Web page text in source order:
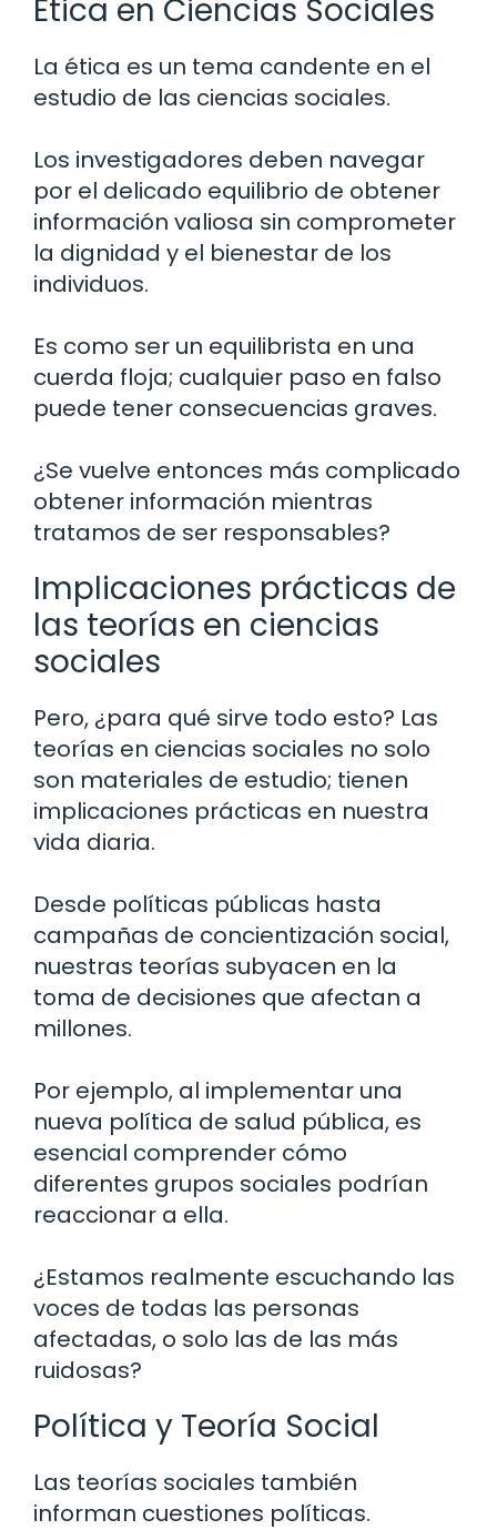
Ética en Ciencias Sociales
La ética es un tema candente en el
estudio de las ciencias sociales.
Los investigadores deben navegar
por el delicado equilibrio de obtener
información valiosa sin comprometer
la dignidad y el bienestar de los
individuos.
Es como ser un equilibrista en una
cuerda floja; cualquier paso en falso
puede tener consecuencias graves.
¿Se vuelve entonces más complicado
obtener información mientras
tratamos de ser responsables?
Implicaciones prácticas de
las teorías en ciencias
sociales
Pero, ¿para qué sirve todo esto? Las
teorías en ciencias sociales no solo
son materiales de estudio; tienen
implicaciones prácticas en nuestra
vida diaria.
Desde políticas públicas hasta
campañas de concientización social,
nuestras teorías subyacen en la
toma de decisiones que afectan a
millones.
Por ejemplo, al implementar una
nueva política de salud pública, es
esencial comprender cómo
diferentes grupos sociales podrían
reaccionar a ella.
¿Estamos realmente escuchando las
voces de todas las personas
afectadas, o solo las de las más
ruidosas?
Política y Teoría Social
Las teorías sociales también
informan cuestiones políticas.